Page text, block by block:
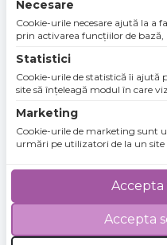
sunt valabile in limita
4.8 / 5
Necesare
Cookie-urile necesare ajută la a
prin activarea funcţiilor de
Site-ul nu poate funcţiona
cookie-uri.
Statistici
Cookie-urile de statistică îi ajută
site să înţeleagă modul în care
raportarea informaţiilor în mod
Marketing
Cookie-urile de marketing sunt
urmări pe utilizatori de la un site
utilizatorii individuali, aşadar ele
pentru agenţiile de puiblicitate şi
Accepta